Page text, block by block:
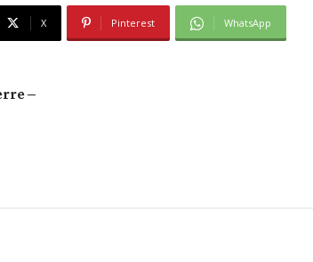
X Pinterest WhatsApp
–